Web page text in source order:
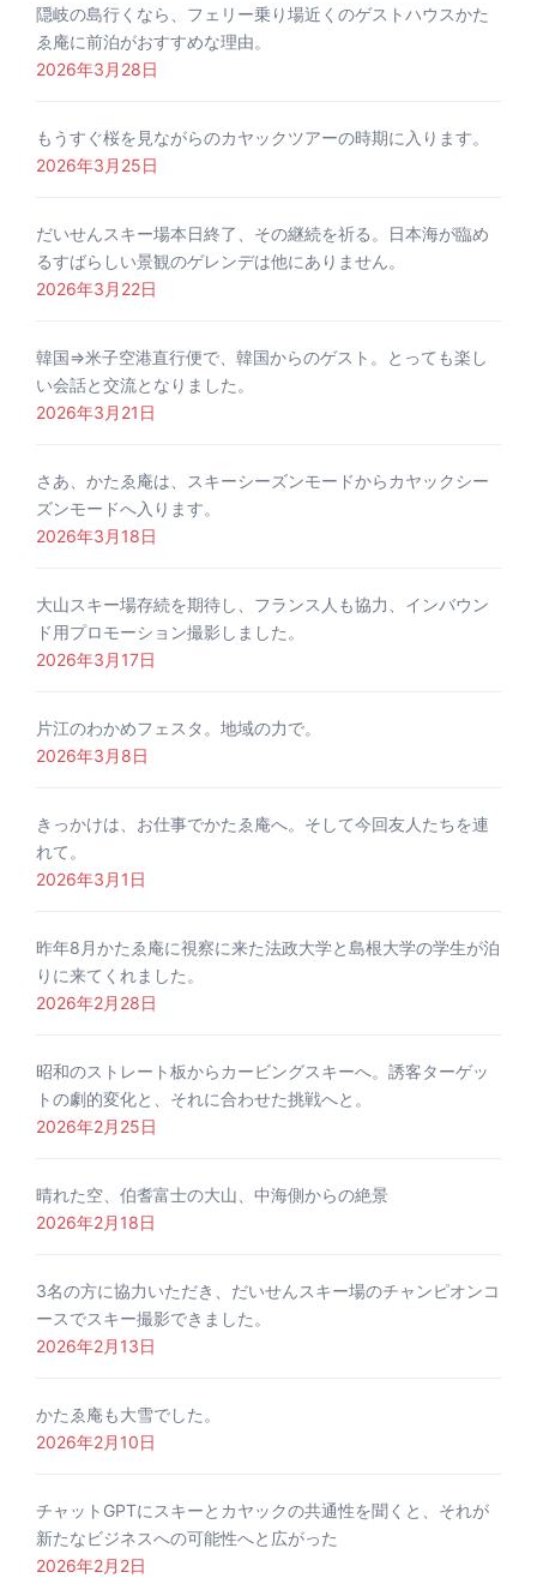
隠岐の島行くなら、フェリー乗り場近くのゲストハウスかた
ゑ庵に前泊がおすすめな理由。
2026年3月28日
もうすぐ桜を見ながらのカヤックツアーの時期に入ります。
2026年3月25日
だいせんスキー場本日終了、その継続を祈る。日本海が臨め
るすばらしい景観のゲレンデは他にありません。
2026年3月22日
韓国⇒米子空港直行便で、韓国からのゲスト。とっても楽し
い会話と交流となりました。
2026年3月21日
さあ、かたゑ庵は、スキーシーズンモードからカヤックシー
ズンモードへ入ります。
2026年3月18日
大山スキー場存続を期待し、フランス人も協力、インバウン
ド用プロモーション撮影しました。
2026年3月17日
片江のわかめフェスタ。地域の力で。
2026年3月8日
きっかけは、お仕事でかたゑ庵へ。そして今回友人たちを連
れて。
2026年3月1日
昨年8月かたゑ庵に視察に来た法政大学と島根大学の学生が泊
りに来てくれました。
2026年2月28日
昭和のストレート板からカービングスキーへ。誘客ターゲッ
トの劇的変化と、それに合わせた挑戦へと。
2026年2月25日
晴れた空、伯耆富士の大山、中海側からの絶景
2026年2月18日
3名の方に協力いただき、だいせんスキー場のチャンピオンコ
ースでスキー撮影できました。
2026年2月13日
かたゑ庵も大雪でした。
2026年2月10日
チャットGPTにスキーとカヤックの共通性を聞くと、それが
新たなビジネスへの可能性へと広がった
2026年2月2日